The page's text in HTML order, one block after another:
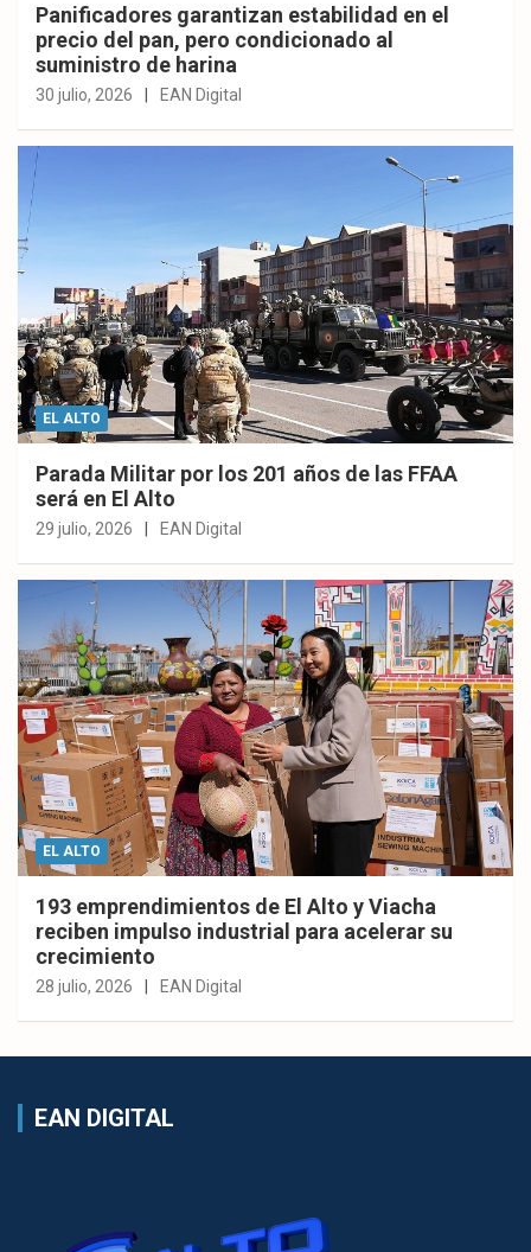
Panificadores garantizan estabilidad en el
precio del pan, pero condicionado al
suministro de harina
30 julio, 2026 EAN Digital
EL ALTO
Parada Militar por los 201 años de las FFAA
será en El Alto
29 julio, 2026 EAN Digital
EL ALTO
193 emprendimientos de El Alto y Viacha
reciben impulso industrial para acelerar su
crecimiento
28 julio, 2026 EAN Digital
EAN DIGITAL